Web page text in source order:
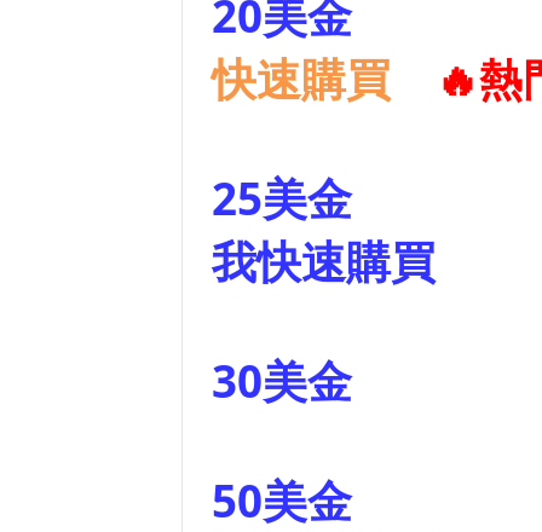
20美金
快速購買
🔥熱
25美金
我快速購買
30美金
50美金